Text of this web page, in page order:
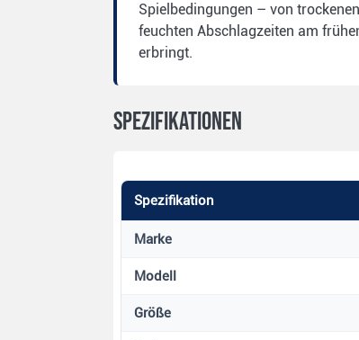
Spielbedingungen – von
feuchten Abschlagzeiten am
erbringt.
Spezifikationen
Spezifikation
Marke
Modell
Größe